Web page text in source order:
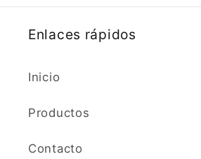
Enlaces rápidos
Inicio
Productos
Contacto